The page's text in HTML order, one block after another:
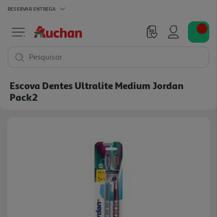
RESERVAR ENTREGA
Pesquisar
Escova Dentes Ultralite Medium Jordan
Pack2